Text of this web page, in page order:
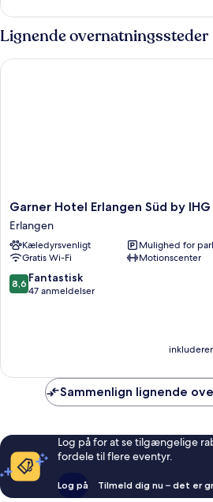
space)
lejlighed
-
1
soveværelse
(incl
Lignende overnatningssteder
Garner
Hotel
Erlangen
Süd
by
IHG
Erlangen
Garner Hotel Erlangen Süd by IHG
Erlangen
Kæledyrsvenligt
Mulighed for
Gratis Wi-Fi
Motionscenter
8.6
ud
8,6 Fantastisk
47 anmeldelser
Garner Hotel Erlangen Süd by IHG
Sammenlign lignende
Log på for at se tilgængelige
fordele til flere eventyr.
Log på Tilmeld dig nu – det er